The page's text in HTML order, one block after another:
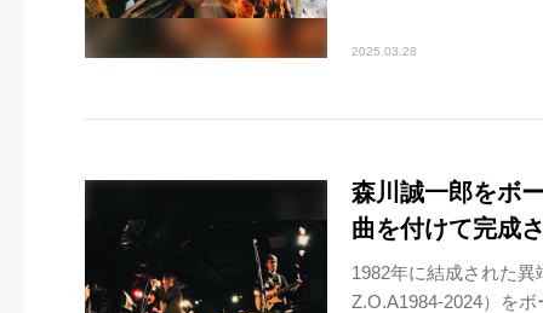
2025.03.28
森川誠一郎をボ
曲を付けて完成
1982年に結成された
Z.O.A1984-2024）を